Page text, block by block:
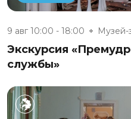
9 авг 10:00 - 18:00
Экскурсия
службы»